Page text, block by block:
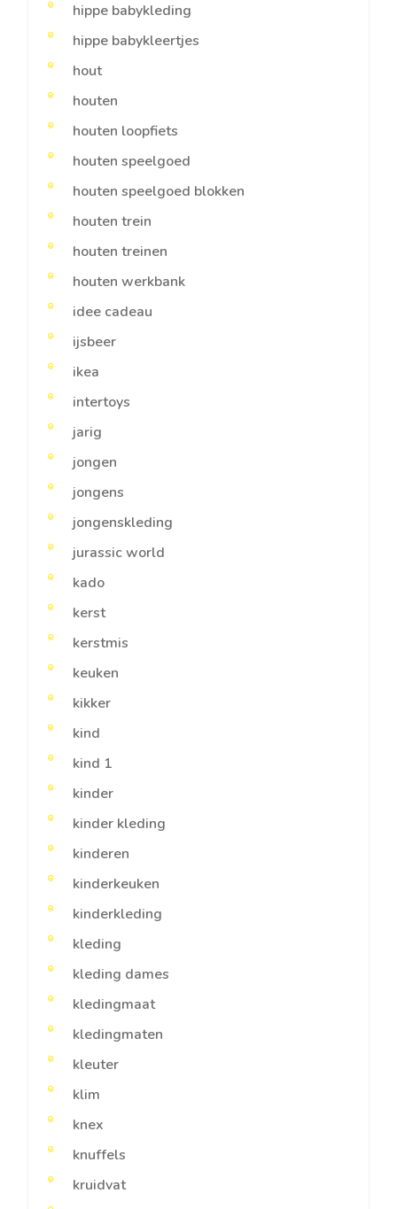
hippe babykleding
hippe babykleertjes
hout
houten
houten loopfiets
houten speelgoed
houten speelgoed blokken
houten trein
houten treinen
houten werkbank
idee cadeau
ijsbeer
ikea
intertoys
jarig
jongen
jongens
jongenskleding
jurassic world
kado
kerst
kerstmis
keuken
kikker
kind
kind 1
kinder
kinder kleding
kinderen
kinderkeuken
kinderkleding
kleding
kleding dames
kledingmaat
kledingmaten
kleuter
klim
knex
knuffels
kruidvat